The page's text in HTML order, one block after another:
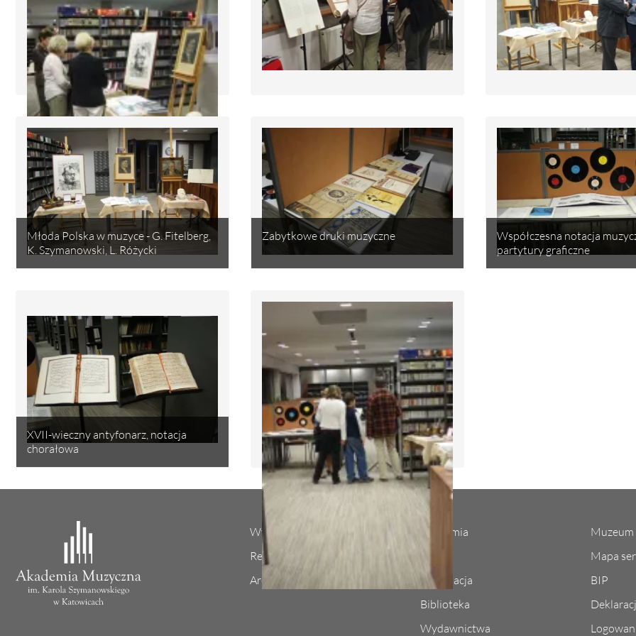
Młoda Polska w muzyce - G. Fitelberg,
K. Szymanowski, L. Różycki
Zabytkowe druki muzyczne
Współczesna notacja
partytury graficzne
XVII-wieczny antyfonarz, notacja
chorałowa
Wydarzenia
Regulamin sal koncertowych
Archiwum
Akademia
Rekrutacja
Biblioteka
Wydawnictwa
Mapa
BIP